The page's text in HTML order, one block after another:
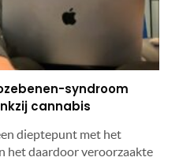
syndroom
cannabis
dieptepunt met het
het daardoor veroorzaakte